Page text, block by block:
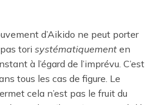
d’Aikido ne peut porter
tori systématiquement en
à l’égard de l’imprévu. C’est
tous les cas de figure. Le
cela n’est pas le fruit du